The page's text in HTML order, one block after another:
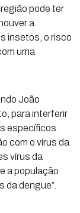
pode ter
a
insetos, o risco
uma
João
para interferir
específicos.
com o vírus da
vírus da
a população
da dengue”.